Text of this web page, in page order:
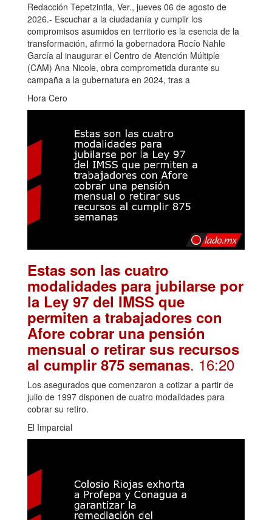
Redacción Tepetzintla, Ver., jueves 06 de agosto de
2026.- Escuchar a la ciudadanía y cumplir los
compromisos asumidos en territorio es la esencia de la
transformación, afirmó la gobernadora Rocío Nahle
García al inaugurar el Centro de Atención Múltiple
(CAM) Ana Nicole, obra comprometida durante su
campaña a la gubernatura en 2024, tras a
Hora Cero
Estas son las cuatro
modalidades para jubilarse por
la Ley 97 del IMSS que
permiten a trabajadores con
Afore cobrar una pensión
mensual o retirar sus recursos
al cumplir 875 semanas. 16:20
Los asegurados que comenzaron a cotizar a partir de
julio de 1997 disponen de cuatro modalidades para
cobrar su retiro.
El Imparcial